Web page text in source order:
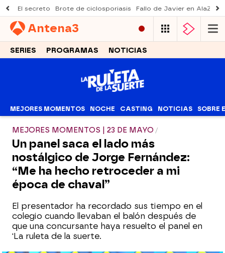
El secreto Brote de ciclosporiasis Fallo de Javier en AlaZ
Antena3
SERIES PROGRAMAS NOTICIAS
MEJORES MOMENTOS NOCHE CASTING NOTICIAS SOBRE
MEJORES MOMENTOS | 23 DE MAYO
Un panel saca el lado más
nostálgico de Jorge Fernández:
“Me ha hecho retroceder a mi
época de chaval”
El presentador ha recordado sus tiempo en el
colegio cuando llevaban el balón después de
que una concursante haya resuelto el panel en
'La ruleta de la suerte.